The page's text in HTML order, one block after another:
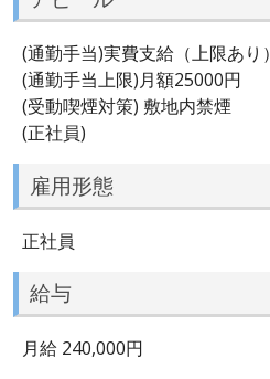
(通勤手当)実費支給（上限あり）
(通勤手当上限)月額25000円
(受動喫煙対策) 敷地内禁煙
(正社員)
雇用形態
正社員
給与
月給 240,000円